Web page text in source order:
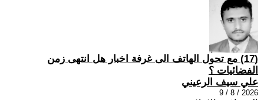
(17) مع تحول الهاتف الى غرفة اخبار هل انتهى زمن
الفضائيات ؟
علي سيف الرعيني
2026 / 8 / 9